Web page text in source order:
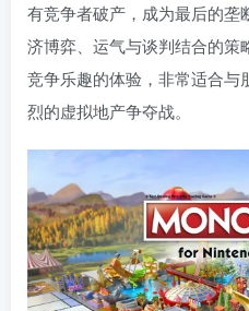
有竞争者破产，成为最后的
济博弈、运气与谈判结合的
竞争乐趣的体验，非常适合与
烈的虚拟地产争夺战。